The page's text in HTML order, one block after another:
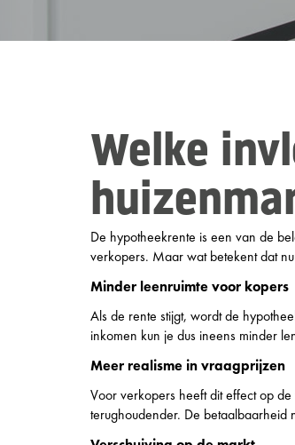
Welke
De hypotheekrente is een van de
verkopers. Maar wat betekent dat
Minder leenruimte voor kopers
Als de rente stijgt, wordt de
inkomen kun je dus ineens minder
Meer realisme in vraagprijzen
Voor verkopers heeft dit effect op
terughoudender. De